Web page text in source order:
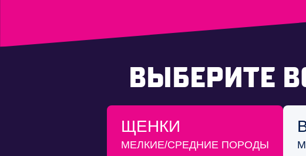
ВЫБЕРИТЕ
ЩЕНКИ
МЕЛКИЕ/СРЕДНИЕ